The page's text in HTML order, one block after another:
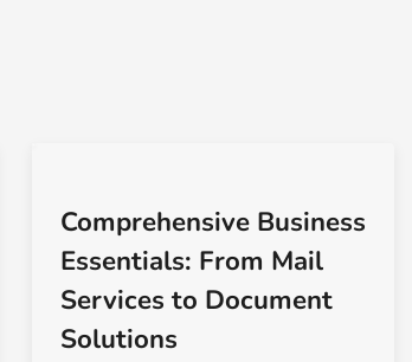
Comprehensive Business
Essentials: From Mail
Services to Document
Solutions